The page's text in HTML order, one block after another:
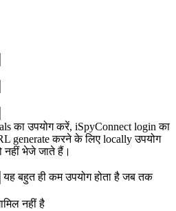
का उपयोग करें, iSpyConnect login का
generate करने के लिए locally उपयोग
नहीं भेजे जाते हैं।
यह बहुत ही कम उपयोग होता है जब तक
नहीं है